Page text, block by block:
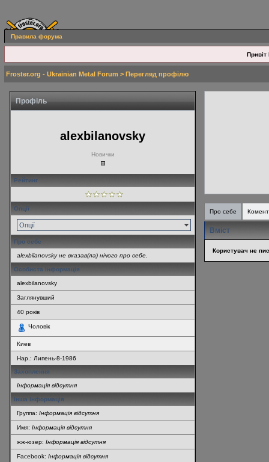
Правила форума
Привіт
Froster.org - Ukrainian Metal Forum > Перегляд профілю
Профіль
alexbilanovsky
Новички
Рейтинг
Опції
Опції
Про себе
alexbilanovsky не вказав(ла) нічого про себе.
Особиста інформація
alexbilanovsky
Заглянувший
40 років
Чоловік
Киев
Нар.: Липень-8-1986
Захоплення
Інформація відсутня
Інша інформація
Группа: Інформація відсутня
Имя: Інформація відсутня
жж-юзер: Інформація відсутня
Facebook: Інформація відсутня
Про себе
Вміст
Користувач не